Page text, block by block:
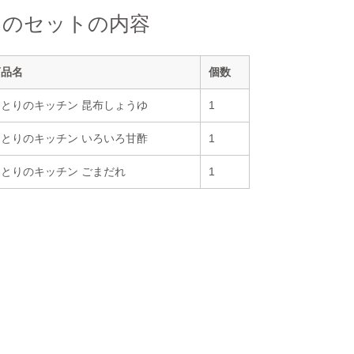
セットの内容
名 個数
りのキッチン 昆布しょうゆ 1
りのキッチン いろいろ甘酢 1
りのキッチン ごまだれ 1